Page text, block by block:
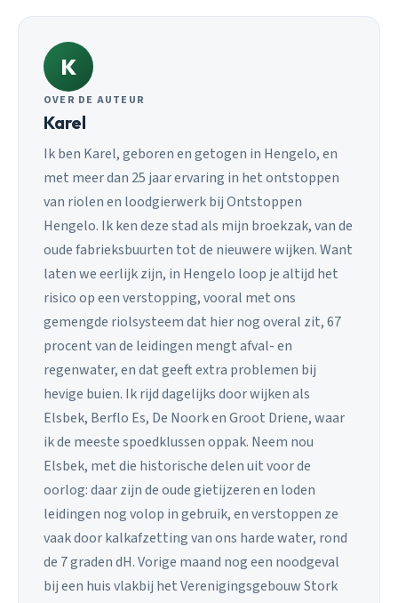
K
OVER DE AUTEUR
Karel
Ik ben Karel, geboren en getogen in Hengelo, en
met meer dan 25 jaar ervaring in het ontstoppen
van riolen en loodgierwerk bij Ontstoppen
Hengelo. Ik ken deze stad als mijn broekzak, van de
oude fabrieksbuurten tot de nieuwere wijken. Want
laten we eerlijk zijn, in Hengelo loop je altijd het
risico op een verstopping, vooral met ons
gemengde riolsysteem dat hier nog overal zit, 67
procent van de leidingen mengt afval- en
regenwater, en dat geeft extra problemen bij
hevige buien. Ik rijd dagelijks door wijken als
Elsbek, Berflo Es, De Noork en Groot Driene, waar
ik de meeste spoedklussen oppak. Neem nou
Elsbek, met die historische delen uit voor de
oorlog: daar zijn de oude gietijzeren en loden
leidingen nog volop in gebruik, en verstoppen ze
vaak door kalkafzetting van ons harde water, rond
de 7 graden dH. Vorige maand nog een noodgeval
bij een huis vlakbij het Verenigingsgebouw Stork